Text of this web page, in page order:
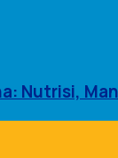
Nutrisi,